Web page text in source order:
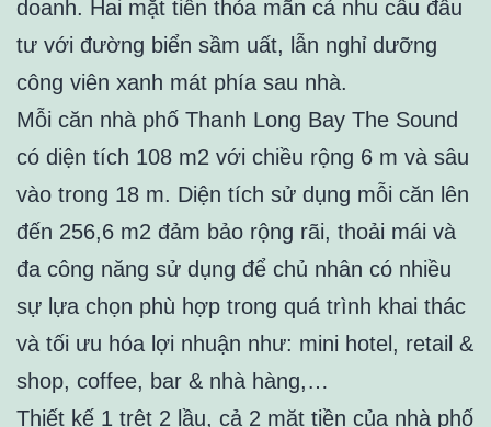
doanh. Hai mặt tiền thỏa mãn cả nhu cầu đầu
tư với đường biển sầm uất, lẫn nghỉ dưỡng
công viên xanh mát phía sau nhà.
Mỗi căn nhà phố Thanh Long Bay The Sound
có diện tích 108 m2 với chiều rộng 6 m và sâu
vào trong 18 m. Diện tích sử dụng mỗi căn lên
đến 256,6 m2 đảm bảo rộng rãi, thoải mái và
đa công năng sử dụng để chủ nhân có nhiều
sự lựa chọn phù hợp trong quá trình khai thác
và tối ưu hóa lợi nhuận như: mini hotel, retail &
shop, coffee, bar & nhà hàng,…
Thiết kế 1 trệt 2 lầu, cả 2 mặt tiền của nhà phố